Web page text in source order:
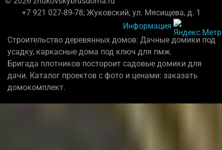
+7 921 027-89-78; Жуковский, ул. Мясищева, д. 1
Информация
Строительство деревянных домов: Дачные домики под
усадку, каркасные дома под ключ для пмж.
Бригада плотников постороит садовые домики для
дачи. Каталог проектов с фото и ценами: заказать
домокомплект.